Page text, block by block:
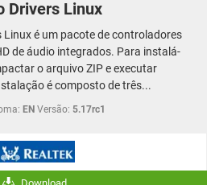
Drivers Linux
Linux é um pacote de controladores
de áudio integrados. Para instalá-
o arquivo ZIP e executar
é composto de três...
EN Versão: 5.17rc1